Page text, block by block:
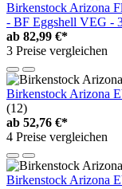
Birkenstock Arizona
- BF Eggshell VEG -
ab 82,99 €*
3 Preise vergleichen
Birkenstock Arizona
(12)
ab 52,76 €*
4 Preise vergleichen
Birkenstock Arizona